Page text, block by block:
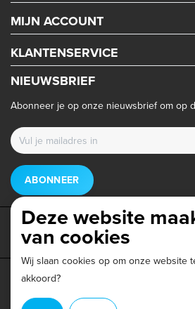
MIJN ACCOUNT
KLANTENSERVICE
NIEUWSBRIEF
Abonneer je op onze nieuwsbrief om op
ABONNEER
Privacy beleid
Deze website
van cookies
Wij slaan cookies op om onze website
akkoord?